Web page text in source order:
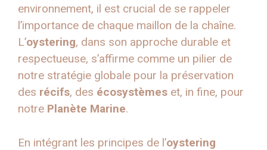
environnement, il est crucial de se rappeler
l’importance de chaque maillon de la chaîne.
L’oystering, dans son approche durable et
respectueuse, s’affirme comme un pilier de
notre stratégie globale pour la préservation
des récifs, des écosystèmes et, in fine, pour
notre Planète Marine.
En intégrant les principes de l’oystering